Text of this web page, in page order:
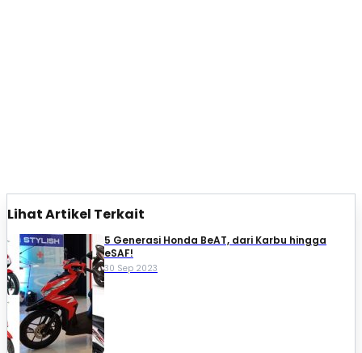
Lihat Artikel Terkait
5 Generasi Honda BeAT, dari Karbu hingga
eSAF!
30 Sep 2023